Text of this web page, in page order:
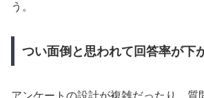
う。
つい面倒と思われて回答率が下
アンケートの設計が複雑だったり、質